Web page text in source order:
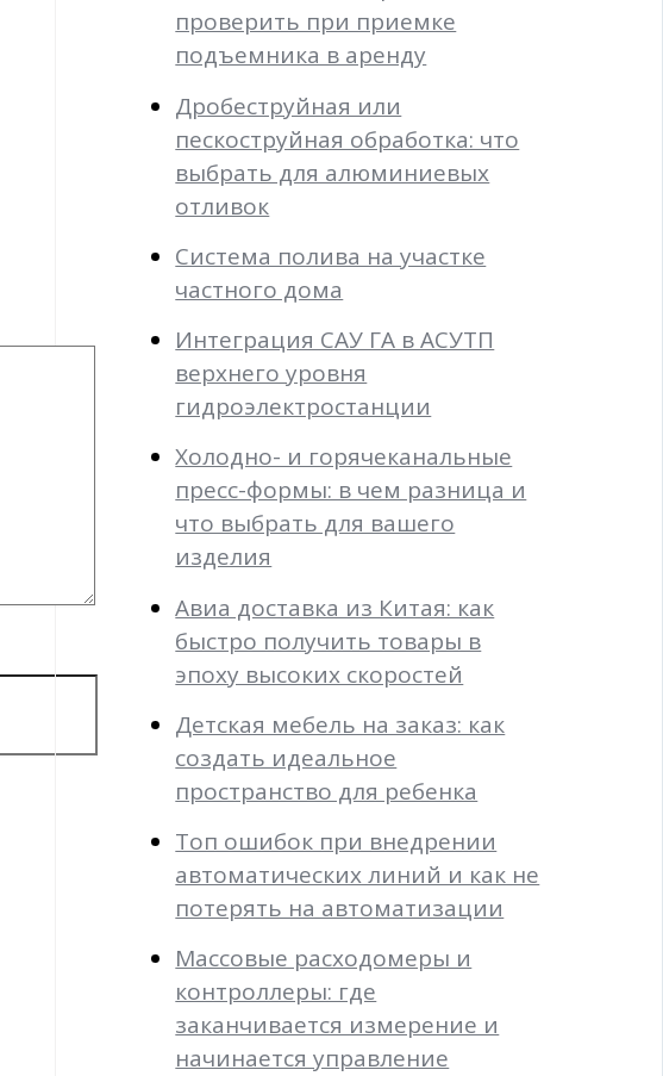
проверить при приемке
подъемника в аренду
Дробеструйная или
пескоструйная обработка: что
выбрать для алюминиевых
отливок
Система полива на участке
частного дома
Интеграция САУ ГА в АСУТП
верхнего уровня
гидроэлектростанции
Холодно- и горячеканальные
пресс-формы: в чем разница и
что выбрать для вашего
изделия
Авиа доставка из Китая: как
быстро получить товары в
эпоху высоких скоростей
Детская мебель на заказ: как
создать идеальное
пространство для ребенка
Топ ошибок при внедрении
автоматических линий и как не
потерять на автоматизации
Массовые расходомеры и
контроллеры: где
заканчивается измерение и
начинается управление